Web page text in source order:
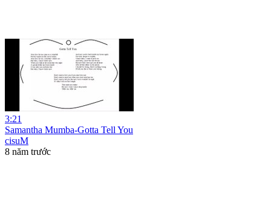
3:21
Samantha Mumba-Gotta Tell You
cisuM
8 năm trước